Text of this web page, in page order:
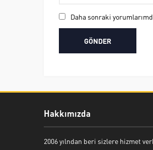
Daha sonraki
Hakkımızda
2006 yılndan beri sizlere hizmet